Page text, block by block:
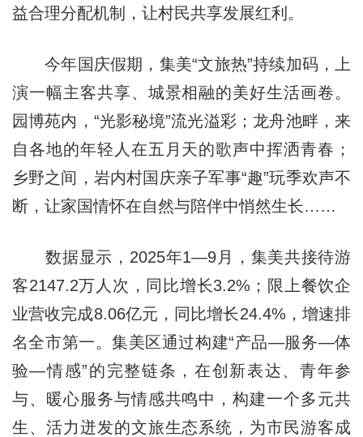
益合理分配机制，让村民共享发展红利。
今年国庆假期，集美“文旅热”持续加码，上
演一幅主客共享、城景相融的美好生活画卷。
园博苑内，“光影秘境”流光溢彩；龙舟池畔，来
自各地的年轻人在五月天的歌声中挥洒青春；
乡野之间，岩内村国庆亲子军事“趣”玩季欢声不
断，让家国情怀在自然与陪伴中悄然生长……
数据显示，2025年1—9月，集美共接待游
客2147.2万人次，同比增长3.2%；限上餐饮企
业营收完成8.06亿元，同比增长24.4%，增速排
名全市第一。集美区通过构建“产品—服务—体
验—情感”的完整链条，在创新表达、青年参
与、暖心服务与情感共鸣中，构建一个多元共
生、活力迸发的文旅生态系统，为市民游客成